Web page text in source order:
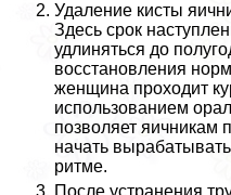
Удаление кисты
Здесь срок
удлиняться до
восстановления
женщина проходит
использованием
позволяет яичникам
начать
ритме.